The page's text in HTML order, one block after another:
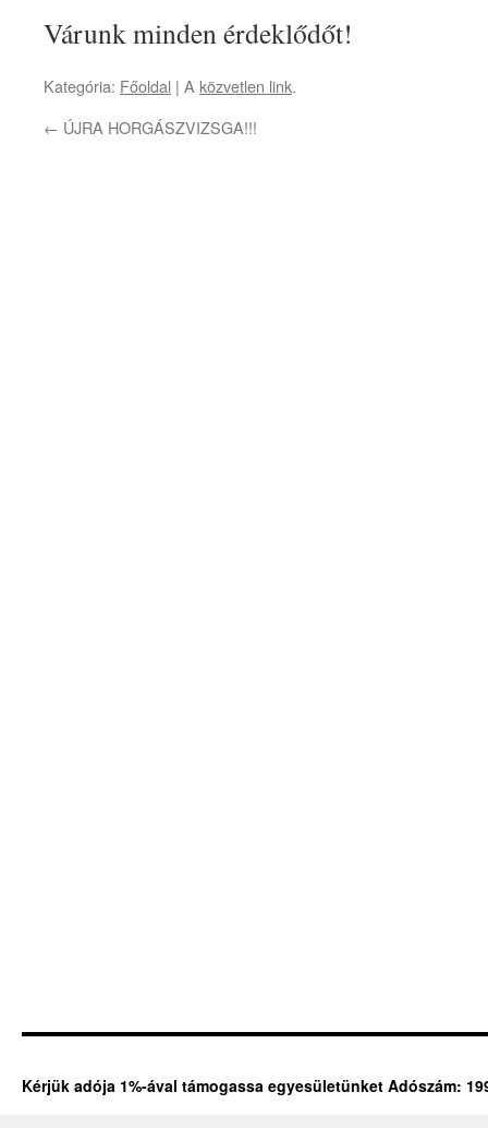
Várunk minden érdeklődőt!
Kategória: Főoldal | A közvetlen link.
← ÚJRA HORGÁSZVIZSGA!!!
Kérjük adója 1%-ával támogassa egyesületünket Adószám: